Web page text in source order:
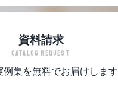
資料請求
CATALOG REQUEST
例集を無料でお届けします